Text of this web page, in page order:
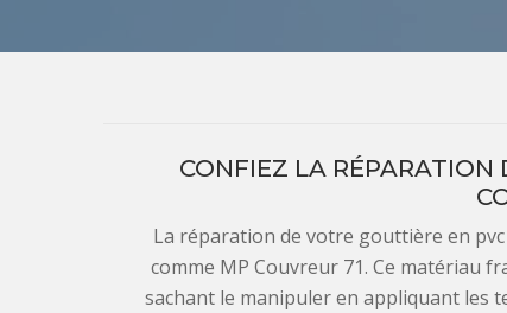
CONFIEZ LA RÉPARATION
La réparation de votre gouttière en
comme MP Couvreur 71. Ce matériau
sachant le manipuler en appliquant les